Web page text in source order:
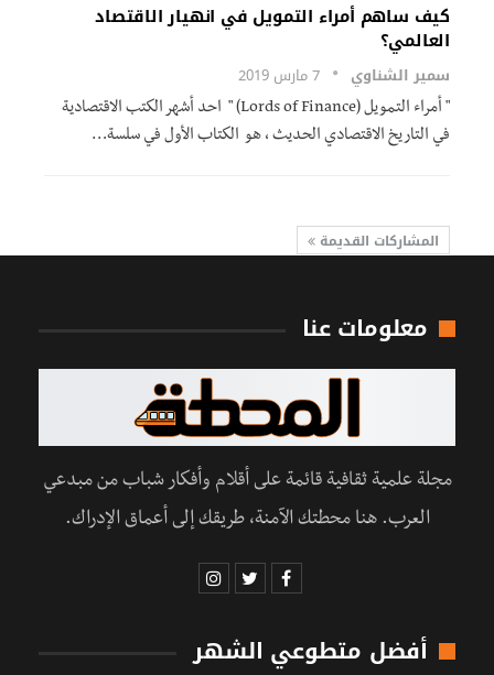
كيف ساهم أمراء التمويل في انهيار الاقتصاد
العالمي؟
سمير الشناوي 7 مارس 2019
" أمراء التمويل (Lords of Finance) " احد أشهر الكتب الاقتصادية
في التاريخ الاقتصادي الحديث ، هو الكتاب الأول في سلسة…
المشاركات القديمة
معلومات عنا
مجلة علمية ثقافية قائمة على أقلام وأفكار شباب من مبدعي
العرب. هنا محطتك الآمنة، طريقك إلى أعماق الإدراك.
أفضل متطوعي الشهر